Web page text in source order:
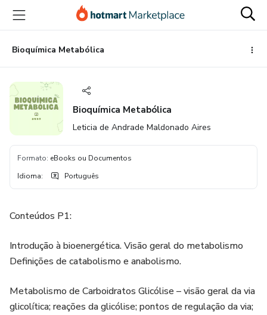
para
conteúdo
principal
para
pagamento
para
rodapé
Bioquímica Metabólica
Bioquímica Metabólica
Leticia de Andrade Maldonado Aires
Formato: eBooks ou Documentos
Idioma: Português
Conteúdos P1:
Introdução à bioenergética. Visão geral do metabolismo
Definições de catabolismo e anabolismo.
Metabolismo de Carboidratos Glicólise – visão geral da via
glicolítica; reações da glicólise; pontos de regulação da via;